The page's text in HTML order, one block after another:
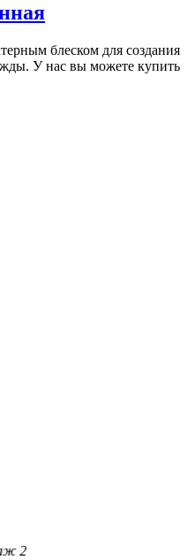
блеском для создания
У нас вы можете купить